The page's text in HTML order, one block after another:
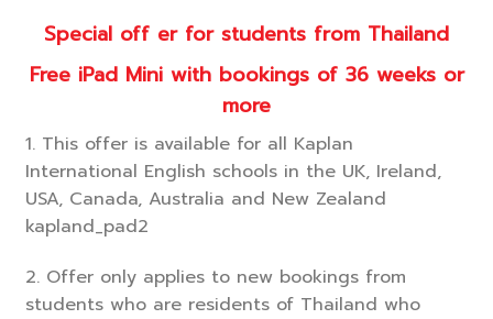
Special off er for students from Thailand
Free iPad Mini with bookings of 36 weeks or
more
1. This offer is available for all Kaplan
International English schools in the UK, Ireland,
USA, Canada, Australia and New Zealand
kapland_pad2
2. Offer only applies to new bookings from
students who are residents of Thailand who